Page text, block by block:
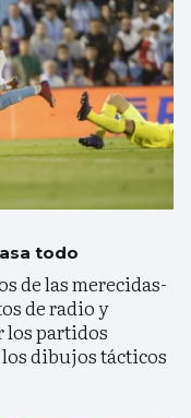
todo
de las merecidas-
de radio y
los partidos
dibujos tácticos